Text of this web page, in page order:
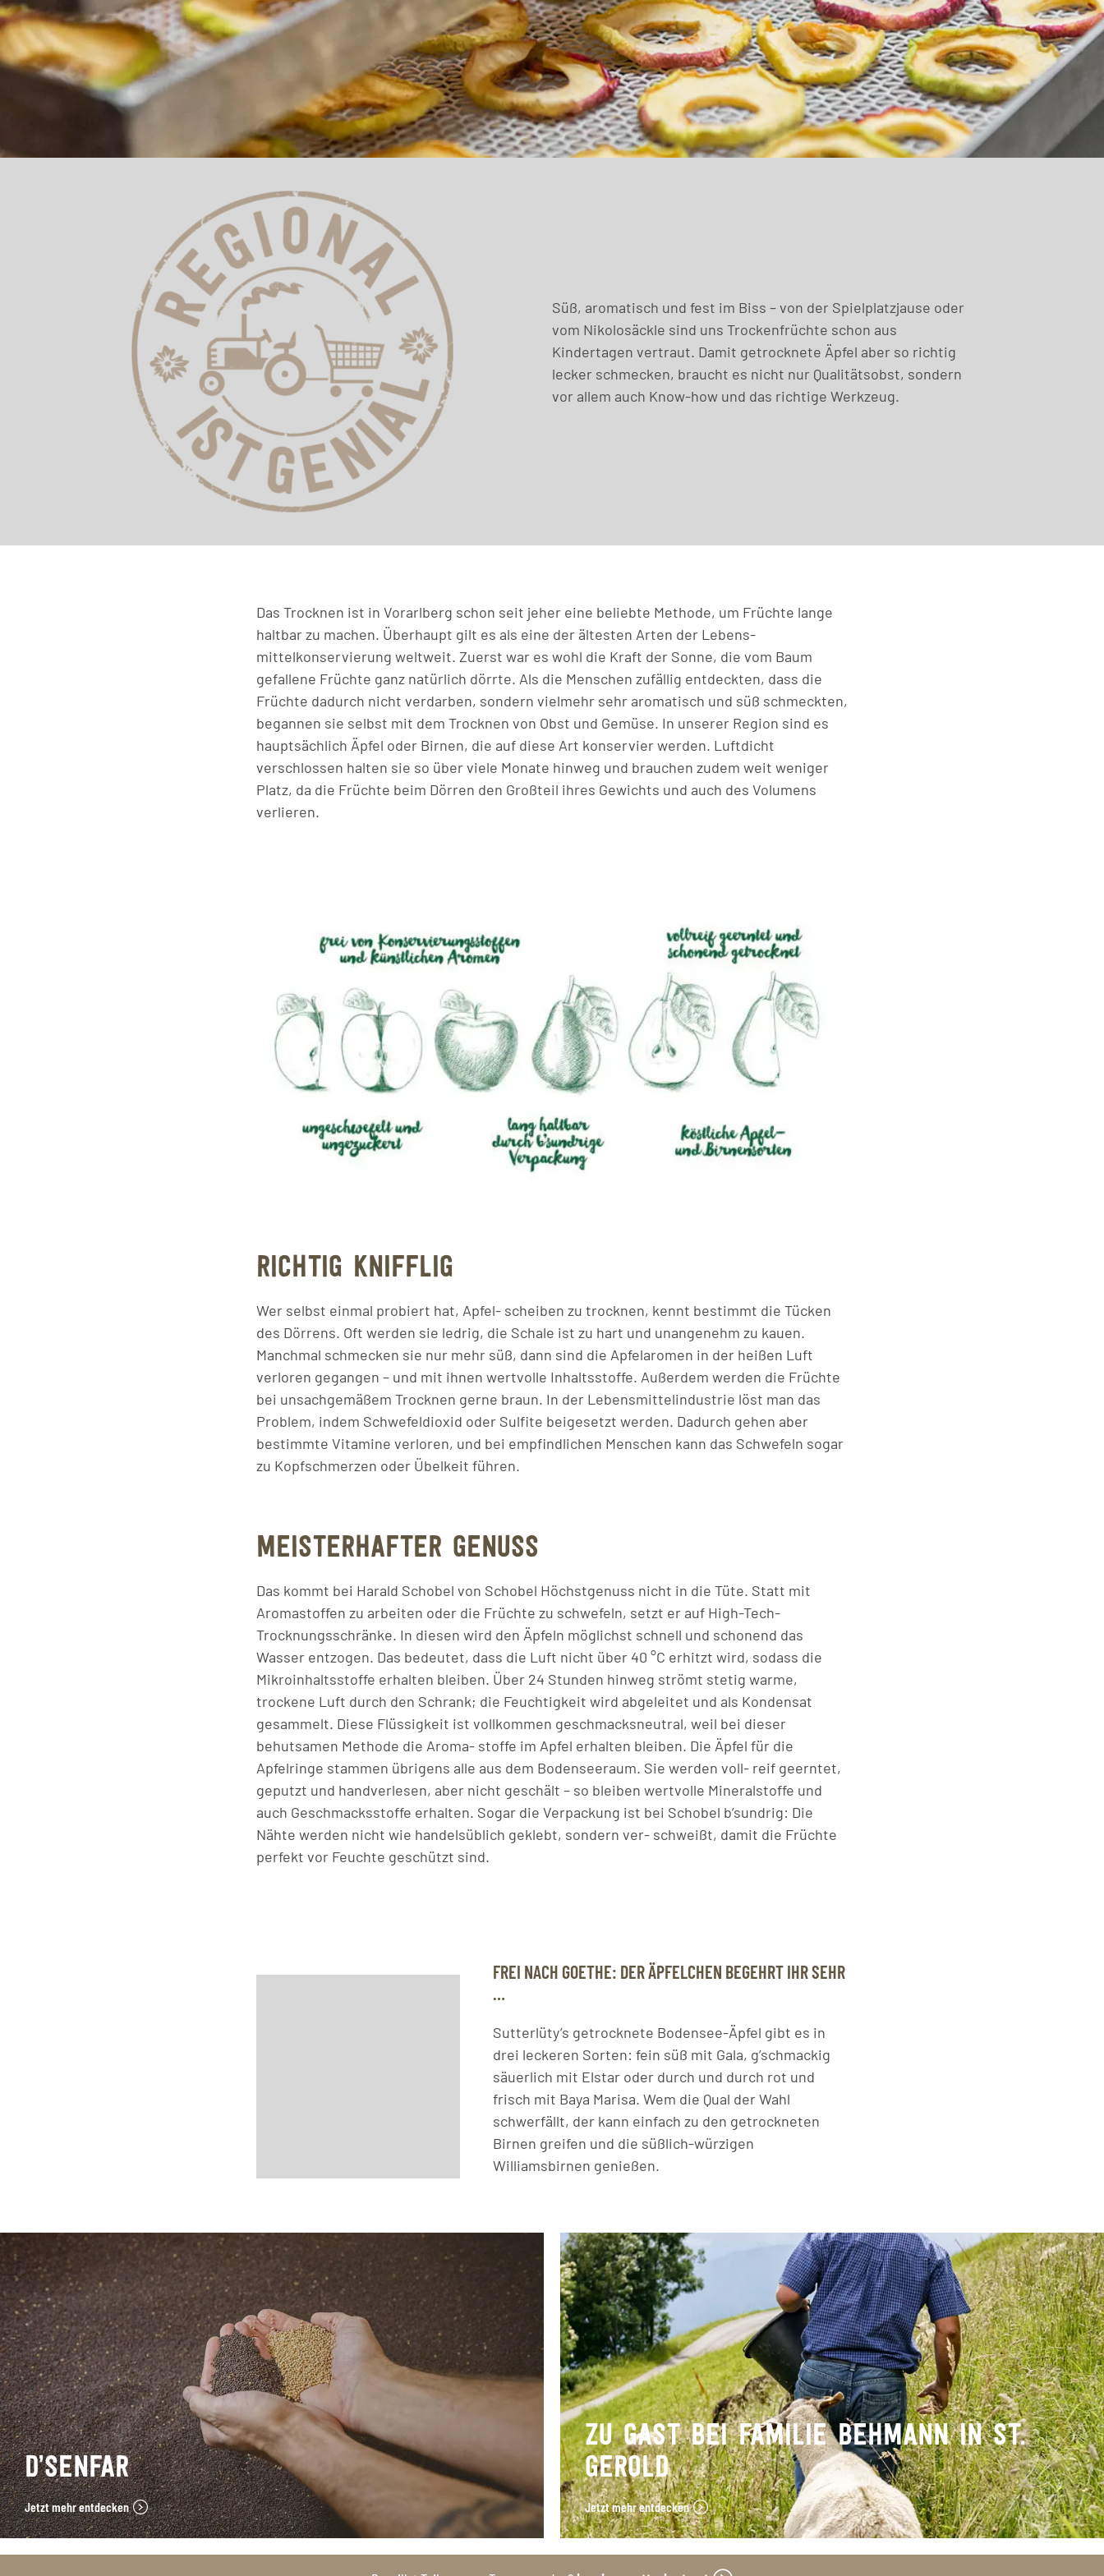
Süß, aromatisch und fest im Biss – von der Spielplatzjause oder
vom Nikolosäckle sind uns Trockenfrüchte schon aus
Kindertagen vertraut. Damit getrocknete Äpfel aber so richtig
lecker schmecken, braucht es nicht nur Qualitätsobst, sondern
vor allem auch Know-how und das richtige Werkzeug.
Das Trocknen ist in Vorarlberg schon seit jeher eine beliebte Methode, um Früchte lange
haltbar zu machen. Überhaupt gilt es als eine der ältesten Arten der Lebens-
mittelkonservierung weltweit. Zuerst war es wohl die Kraft der Sonne, die vom Baum
gefallene Früchte ganz natürlich dörrte. Als die Menschen zufällig entdeckten, dass die
Früchte dadurch nicht verdarben, sondern vielmehr sehr aromatisch und süß schmeckten,
begannen sie selbst mit dem Trocknen von Obst und Gemüse. In unserer Region sind es
hauptsächlich Äpfel oder Birnen, die auf diese Art konservier werden. Luftdicht
verschlossen halten sie so über viele Monate hinweg und brauchen zudem weit weniger
Platz, da die Früchte beim Dörren den Großteil ihres Gewichts und auch des Volumens
verlieren.
RICHTIG KNIFFLIG
Wer selbst einmal probiert hat, Apfel- scheiben zu trocknen, kennt bestimmt die Tücken
des Dörrens. Oft werden sie ledrig, die Schale ist zu hart und unangenehm zu kauen.
Manchmal schmecken sie nur mehr süß, dann sind die Apfelaromen in der heißen Luft
verloren gegangen – und mit ihnen wertvolle Inhaltsstoffe. Außerdem werden die Früchte
bei unsachgemäßem Trocknen gerne braun. In der Lebensmittelindustrie löst man das
Problem, indem Schwefeldioxid oder Sulfite beigesetzt werden. Dadurch gehen aber
bestimmte Vitamine verloren, und bei empfindlichen Menschen kann das Schwefeln sogar
zu Kopfschmerzen oder Übelkeit führen.
MEISTERHAFTER GENUSS
Das kommt bei Harald Schobel von Schobel Höchstgenuss nicht in die Tüte. Statt mit
Aromastoffen zu arbeiten oder die Früchte zu schwefeln, setzt er auf High-Tech-
Trocknungsschränke. In diesen wird den Äpfeln möglichst schnell und schonend das
Wasser entzogen. Das bedeutet, dass die Luft nicht über 40 °C erhitzt wird, sodass die
Mikroinhaltsstoffe erhalten bleiben. Über 24 Stunden hinweg strömt stetig warme,
trockene Luft durch den Schrank; die Feuchtigkeit wird abgeleitet und als Kondensat
gesammelt. Diese Flüssigkeit ist vollkommen geschmacksneutral, weil bei dieser
behutsamen Methode die Aroma- stoffe im Apfel erhalten bleiben. Die Äpfel für die
Apfelringe stammen übrigens alle aus dem Bodenseeraum. Sie werden voll- reif geerntet,
geputzt und handverlesen, aber nicht geschält – so bleiben wertvolle Mineralstoffe und
auch Geschmacksstoffe erhalten. Sogar die Verpackung ist bei Schobel b’sundrig: Die
Nähte werden nicht wie handelsüblich geklebt, sondern ver- schweißt, damit die Früchte
perfekt vor Feuchte geschützt sind.
FREI NACH GOETHE: DER ÄPFELCHEN BEGEHRT IHR SEHR
…
Sutterlüty’s getrocknete Bodensee-Äpfel gibt es in
drei leckeren Sorten: fein süß mit Gala, g’schmackig
säuerlich mit Elstar oder durch und durch rot und
frisch mit Baya Marisa. Wem die Qual der Wahl
schwerfällt, der kann einfach zu den getrockneten
Birnen greifen und die süßlich-würzigen
Williamsbirnen genießen.
D’SENFAR
Jetzt mehr entdecken
ZU GAST BEI FAMILIE BEHMANN IN ST.
GEROLD
Jetzt mehr entdecken